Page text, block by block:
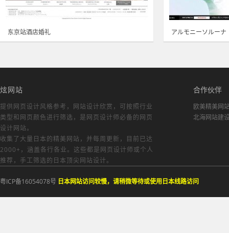
东京站酒店婚礼 アルモニーソルーナ
炫网站
提供网页设计风格参考， 网站设计欣赏 ，可按照行业
类型和网页颜色进行筛选，是网页设计师必备的网页
设计网站。
收集了大量日本的精美网站，并每周更新，目前已达
2000+，涵盖各行各业。这些都是网页设计师或个人
推荐，手工筛选的日本顶尖网站设计。
合作伙伴
欧美精美网
北海网站建
粤ICP备16054078号 日本网站访问较慢，请稍微等待或使用日本线路访问